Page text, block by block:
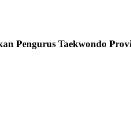
Pengurus Taekwondo